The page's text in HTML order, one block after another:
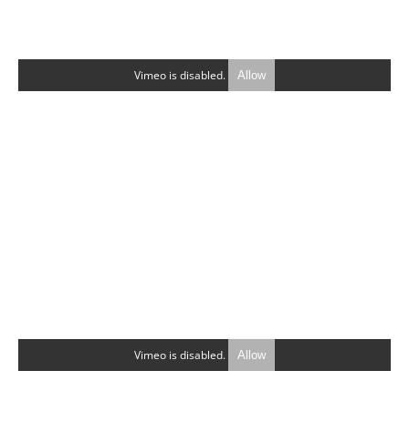
Vimeo is disabled. Allow
Vimeo is disabled. Allow